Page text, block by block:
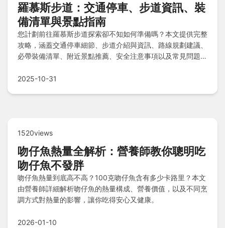
羅慕斯步道：交通停車、步道資訊、裝
備清單與景點指南
您計劃前往羅慕斯步道探索卻不知如何準備嗎？本文提供完整
攻略，涵蓋交通停車細節、步道介紹與資訊、路線規劃建議、
必帶裝備清單、附近景點推薦、安全注意事項以及常見問題解
2025-10-31
1520views
吻仔魚熱量全解析：營養師教你聰明吃
吻仔魚不發胖
吻仔魚熱量到底高不高？100克吻仔魚含有多少卡路里？本文
由營養師詳細解析吻仔魚的熱量構成、營養價值，以及不同烹
調方式對熱量的影響，讓你吃得安心又健康。
2026-01-10